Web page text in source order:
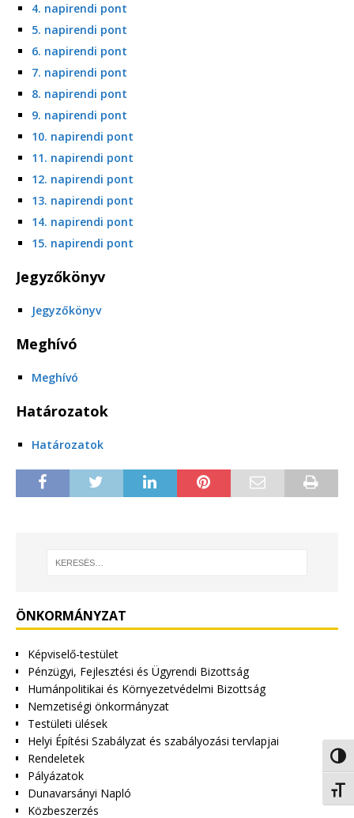
4. napirendi pont
5. napirendi pont
6. napirendi pont
7. napirendi pont
8. napirendi pont
9. napirendi pont
10. napirendi pont
11. napirendi pont
12. napirendi pont
13. napirendi pont
14. napirendi pont
15. napirendi pont
Jegyzőkönyv
Jegyzőkönyv
Meghívó
Meghívó
Határozatok
Határozatok
ÖNKORMÁNYZAT
Képviselő-testület
Pénzügyi, Fejlesztési és Ügyrendi Bizottság
Humánpolitikai és Környezetvédelmi Bizottság
Nemzetiségi önkormányzat
Testületi ülések
Helyi Építési Szabályzat és szabályozási tervlapjai
Rendeletek
Pályázatok
Dunavarsányi Napló
Közbeszerzés